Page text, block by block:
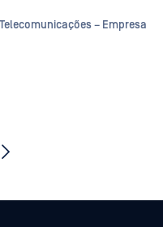
– Empresa